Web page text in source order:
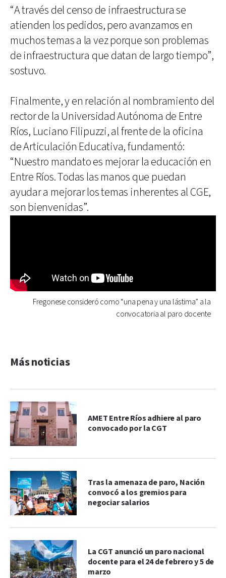
“A través del censo de infraestructura se
atienden los pedidos, pero avanzamos en
muchos temas a la vez porque son problemas
de infraestructura que datan de largo tiempo”,
sostuvo.
Finalmente, y en relación al nombramiento del
rector de la Universidad Autónoma de Entre
Ríos, Luciano Filipuzzi, al frente de la oficina
de Articulación Educativa, fundamentó:
“Nuestro mandato es mejorar la educación en
Entre Ríos. Todas las manos que puedan
ayudar a mejorar los temas inherentes al CGE,
son bienvenidas”.
Fregonese consideró como “una pena y una lástima” a la
convocatoria al paro docente
Más noticias
AMET Entre Ríos adhiere al paro
convocado por la CGT
Tras la amenaza de paro, Nación
convocó a los gremios para
negociar salarios
La CGT anunció un paro nacional
docente para el 24 de febrero y 5 de
marzo